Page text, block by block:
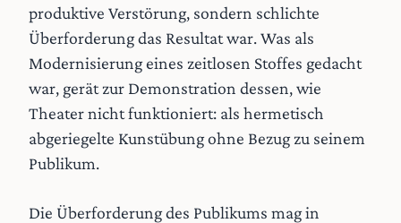
produktive Verstörung, sondern schlichte
Überforderung das Resultat war. Was als
Modernisierung eines zeitlosen Stoffes gedacht
war, gerät zur Demonstration dessen, wie
Theater nicht funktioniert: als hermetisch
abgeriegelte Kunstübung ohne Bezug zu seinem
Publikum.
Die Überforderung des Publikums mag in